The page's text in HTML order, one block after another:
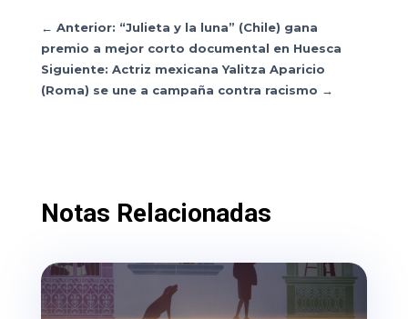
← Anterior: “Julieta y la luna” (Chile) gana
premio a mejor corto documental en Huesca
Siguiente: Actriz mexicana Yalitza Aparicio
(Roma) se une a campaña contra racismo →
Notas Relacionadas